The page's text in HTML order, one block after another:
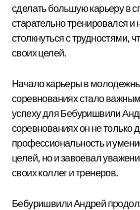
сделать большую карьеру в
старательно тренировался и
столкнуться с трудностями,
своих целей.
Начало карьеры в
соревнованиях стало
успеху для Бебуришвили
соревнованиях он не только
профессиональность и
целей, но и завоевал
своих коллег и тренеров.
Бебуришвили Андрей